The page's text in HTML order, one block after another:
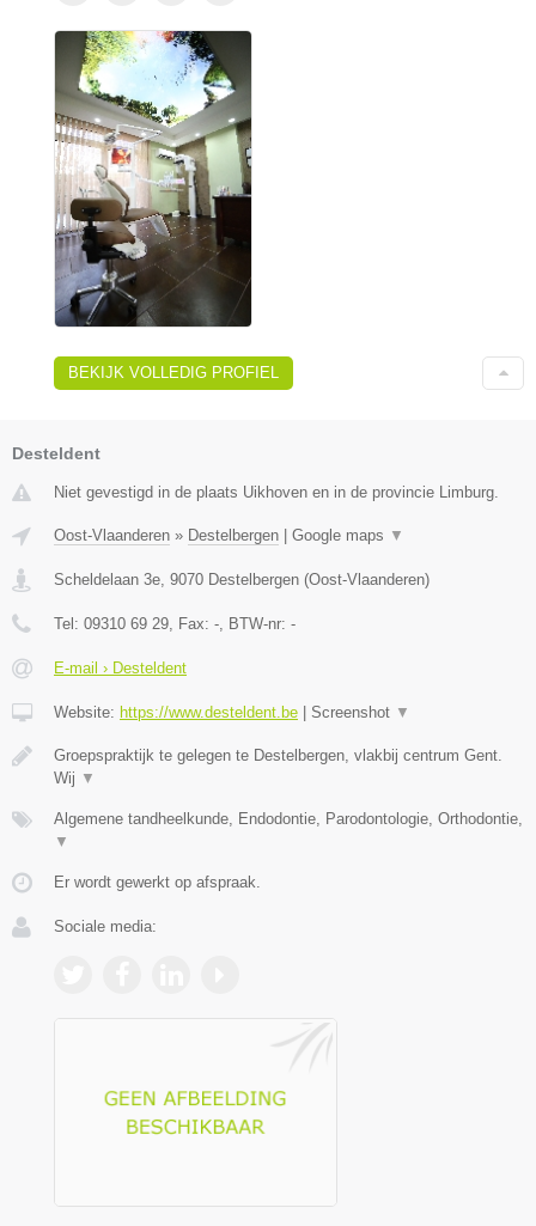
BEKIJK VOLLEDIG PROFIEL
Desteldent
Niet gevestigd in de plaats Uikhoven en in de provincie Limburg.
Oost-Vlaanderen » Destelbergen Google maps ▼
Scheldelaan 3e 9070 Destelbergen (Oost-Vlaanderen)
Tel: 09310 69 29 , Fax: - , BTW-nr: -
E-mail › Desteldent
Website: https://www.desteldent.be Screenshot ▼
Groepspraktijk te gelegen te Destelbergen, vlakbij centrum Gent.
Wij ▼
Algemene tandheelkunde, Endodontie, Parodontologie, Orthodontie,
▼
Er wordt gewerkt op afspraak.
Sociale media: